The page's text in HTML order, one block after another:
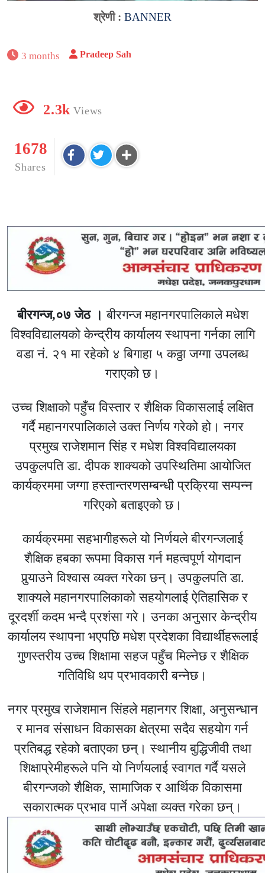
श्रेणी : BANNER
3 months Pradeep Sah
2.3k Views
1678
Shares
बीरगन्ज,०७ जेठ । बीरगन्ज महानगरपालिकाले मधेश
विश्वविद्यालयको केन्द्रीय कार्यालय स्थापना गर्नका लागि
वडा नं. २१ मा रहेको ४ बिगाहा ५ कठ्ठा जग्गा उपलब्ध
गराएको छ।
उच्च शिक्षाको पहुँच विस्तार र शैक्षिक विकासलाई लक्षित
गर्दै महानगरपालिकाले उक्त निर्णय गरेको हो। नगर
प्रमुख राजेशमान सिंह र मधेश विश्वविद्यालयका
उपकुलपति डा. दीपक शाक्यको उपस्थितिमा आयोजित
कार्यक्रममा जग्गा हस्तान्तरणसम्बन्धी प्रक्रिया सम्पन्न
गरिएको बताइएको छ।
कार्यक्रममा सहभागीहरूले यो निर्णयले बीरगन्जलाई
शैक्षिक हबका रूपमा विकास गर्न महत्वपूर्ण योगदान
पुर्‍याउने विश्वास व्यक्त गरेका छन्। उपकुलपति डा.
शाक्यले महानगरपालिकाको सहयोगलाई ऐतिहासिक र
दूरदर्शी कदम भन्दै प्रशंसा गरे। उनका अनुसार केन्द्रीय
कार्यालय स्थापना भएपछि मधेश प्रदेशका विद्यार्थीहरूलाई
गुणस्तरीय उच्च शिक्षामा सहज पहुँच मिल्नेछ र शैक्षिक
गतिविधि थप प्रभावकारी बन्नेछ।
नगर प्रमुख राजेशमान सिंहले महानगर शिक्षा, अनुसन्धान
र मानव संसाधन विकासका क्षेत्रमा सदैव सहयोग गर्न
प्रतिबद्ध रहेको बताएका छन्। स्थानीय बुद्धिजीवी तथा
शिक्षाप्रेमीहरूले पनि यो निर्णयलाई स्वागत गर्दै यसले
बीरगन्जको शैक्षिक, सामाजिक र आर्थिक विकासमा
सकारात्मक प्रभाव पार्ने अपेक्षा व्यक्त गरेका छन्।